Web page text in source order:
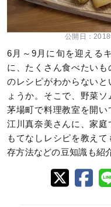
公開日：
6月～9月に旬を迎える
に、たくさん食べたい
のレシピがわからない
ょうか。そこで、野菜
茅場町で料理教室を開
江川真奈美さんに、家
もてなしレシピを教え
存方法などの豆知識も紹